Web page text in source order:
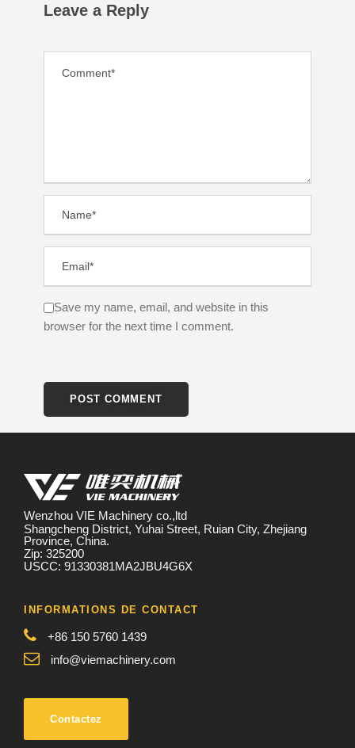
Leave a Reply
Save my name, email, and website in this
browser for the next time I comment.
Wenzhou VIE Machinery co.,ltd
Shangcheng District, Yuhai Street, Ruian City, Zhejiang
Province, China.
Zip: 325200
USCC: 91330381MA2JBU4G6X
INFORMATIONS DE CONTACT
+86 150 5760 1439
info@viemachinery.com
Contactez